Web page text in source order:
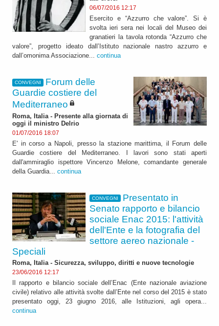
06/07/2016 12:17
Esercito e “Azzurro che valore”. Si è
svolta ieri sera nei locali del Museo dei
granatieri la tavola rotonda “Azzurro che
valore”, progetto ideato dall’Istituto nazionale nastro azzurro e
dall’omonima Associazione... continua
CONVEGNI
Forum delle
Guardie costiere del
Mediterraneo
Roma, Italia - Presente alla giornata di
oggi il ministro Delrio
01/07/2016 18:07
E' in corso a Napoli, presso la stazione marittima, il Forum delle
Guardie costiere del Mediterraneo. I lavori sono stati aperti
dall'ammiraglio ispettore Vincenzo Melone, comandante generale
della Guardia... continua
CONVEGNI
Presentato in
Senato rapporto e bilancio
sociale Enac 2015: l'attività
dell'Ente e la fotografia del
settore aereo nazionale -
Speciali
Roma, Italia - Sicurezza, sviluppo, diritti e nuove tecnologie
23/06/2016 12:17
Il rapporto e bilancio sociale dell’Enac (Ente nazionale aviazione
civile) relativo alle attività svolte dall’Ente nel corso del 2015 è stato
presentato oggi, 23 giugno 2016, alle Istituzioni, agli opera...
continua